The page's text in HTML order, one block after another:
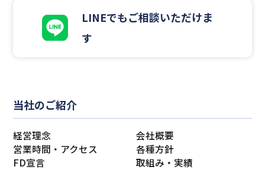
LINEでもご相談いただけま
す
当社のご紹介
経営理念
会社概要
営業時間・アクセス
各種方針
FD宣言
取組み・実績